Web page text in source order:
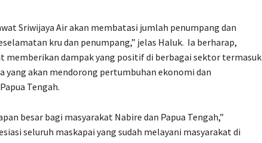
Sriwijaya Air akan membatasi jumlah penumpang dan
kru dan penumpang,” jelas Haluk. Ia berharap,
memberikan dampak yang positif di berbagai sektor termasuk
yang akan mendorong pertumbuhan ekonomi dan
Tengah.
besar bagi masyarakat Nabire dan Papua Tengah,”
seluruh maskapai yang sudah melayani masyarakat di